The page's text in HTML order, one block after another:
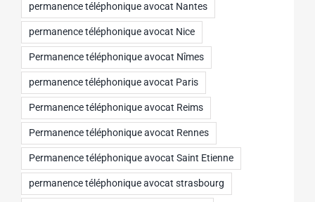
permanence téléphonique avocat Nantes
permanence téléphonique avocat Nice
Permanence téléphonique avocat Nîmes
permanence téléphonique avocat Paris
Permanence téléphonique avocat Reims
Permanence téléphonique avocat Rennes
Permanence téléphonique avocat Saint Etienne
permanence téléphonique avocat strasbourg